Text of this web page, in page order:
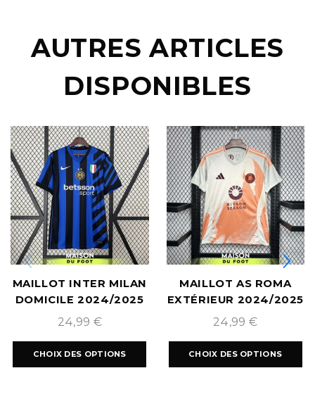
AUTRES ARTICLES
DISPONIBLES
MAILLOT INTER MILAN
DOMICILE 2024/2025
24,99 €
CHOIX DES OPTIONS
MAILLOT AS ROMA
EXTÉRIEUR 2024/2025
24,99 €
CHOIX DES OPTIONS